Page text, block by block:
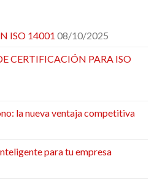
ISO 14001 08/10/2025
CERTIFICACIÓN PARA ISO
la nueva ventaja competitiva
para tu empresa